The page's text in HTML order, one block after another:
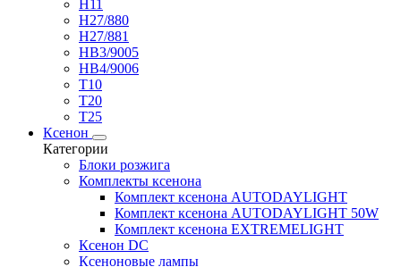
H11
H27/880
H27/881
HB3/9005
HB4/9006
T10
T20
T25
Ксенон
Категории
Блоки розжига
Комплекты ксенона
Комплект ксенона AUTODAYLIGHT
Комплект ксенона AUTODAYLIGHT 50W
Комплект ксенона EXTREMELIGHT
Ксенон DC
Ксеноновые лампы